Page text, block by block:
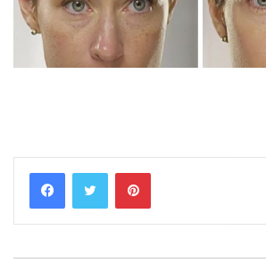
Pinterest